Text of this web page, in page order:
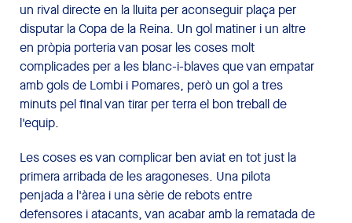
un rival directe en la lluita per aconseguir plaça per
disputar la Copa de la Reina. Un gol matiner i un altre
en pròpia porteria van posar les coses molt
complicades per a les blanc-i-blaves que van empatar
amb gols de Lombi i Pomares, però un gol a tres
minuts pel final van tirar per terra el bon treball de
l'equip.
Les coses es van complicar ben aviat en tot just la
primera arribada de les aragoneses. Una pilota
penjada a l'àrea i una sèrie de rebots entre
defensores i atacants, van acabar amb la rematada de